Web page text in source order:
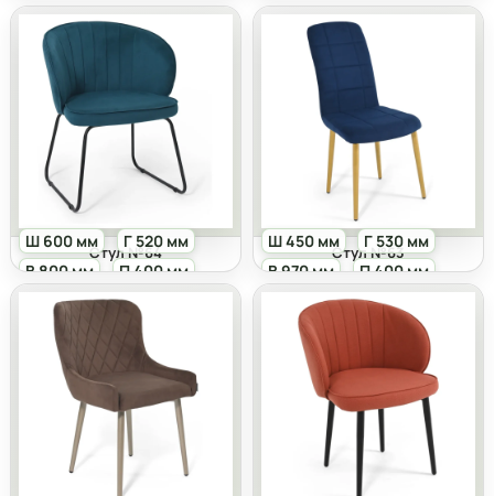
Ш 600 мм
Г 520 мм
В 800 мм
П 400 мм
Стул №64
Ш 450 мм
Г 530 мм
В 970 мм
П 400 мм
Стул №63